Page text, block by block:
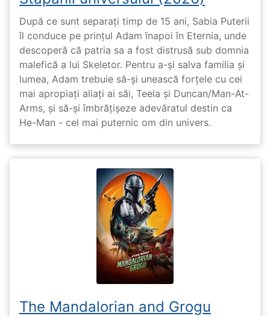
După ce sunt separați timp de 15 ani, Sabia Puterii
îl conduce pe prințul Adam înapoi în Eternia, unde
descoperă că patria sa a fost distrusă sub domnia
malefică a lui Skeletor. Pentru a-și salva familia și
lumea, Adam trebuie să-și unească forțele cu cei
mai apropiați aliați ai săi, Teela și Duncan/Man-At-
Arms, și să-și îmbrățișeze adevăratul destin ca
He-Man - cel mai puternic om din univers.
The Mandalorian and Grogu